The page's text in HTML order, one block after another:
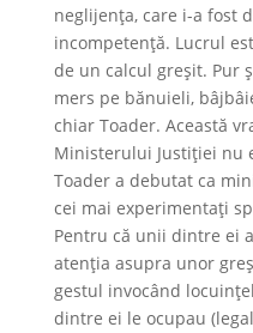
neglijenţa, care i-a fost
incompetenţă. Lucrul
de un calcul greşit. Pur
mers pe bănuieli,
chiar Toader. Această
Ministerului Justiţiei nu
Toader a debutat ca
cei mai experimentaţi
Pentru că unii dintre ei
atenţia asupra unor
gestul invocând
dintre ei le ocupau